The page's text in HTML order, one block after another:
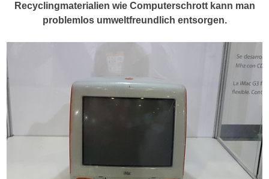
Recyclingmaterialien wie Computerschrott kann man
problemlos umweltfreundlich entsorgen.